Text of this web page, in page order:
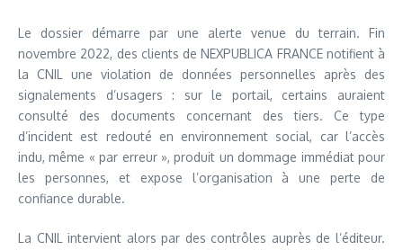
Le dossier démarre par une alerte venue du terrain. Fin
novembre 2022, des clients de NEXPUBLICA FRANCE notifient à
la CNIL une violation de données personnelles après des
signalements d’usagers : sur le portail, certains auraient
consulté des documents concernant des tiers. Ce type
d’incident est redouté en environnement social, car l’accès
indu, même « par erreur », produit un dommage immédiat pour
les personnes, et expose l’organisation à une perte de
confiance durable.
La CNIL intervient alors par des contrôles auprès de l’éditeur.